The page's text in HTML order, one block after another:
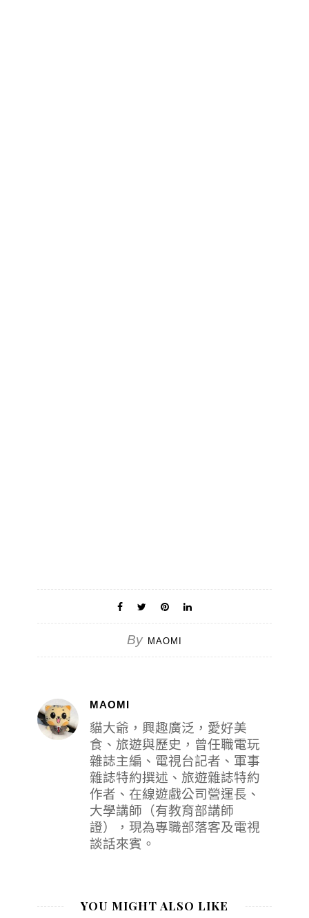
By MAOMI
MAOMI
貓大爺，興趣廣泛，愛好美
食、旅遊與歷史，曾任職電玩
雜誌主編、電視台記者、軍事
雜誌特約撰述、旅遊雜誌特約
作者、在線遊戲公司營運長、
大學講師（有教育部講師
證），現為專職部落客及電視
談話來賓。
YOU MIGHT ALSO LIKE